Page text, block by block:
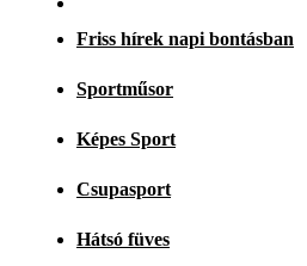
Friss hírek napi bontásban
Sportműsor
Képes Sport
Csupasport
Hátsó füves